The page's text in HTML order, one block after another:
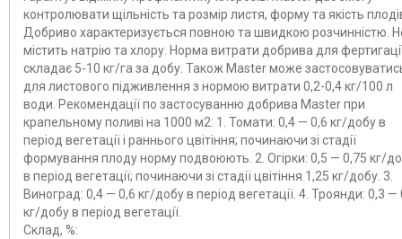
контролювати щільність та розмір листя, форму та якість
Добриво характеризується повною та швидкою розчинністю.
містить натрію та хлору. Норма витрати добрива для
складає 5-10 кг/га за добу. Також Master може
для листового підживлення з нормою витрати 0,2-0,4 кг/100 л
води. Рекомендації по застосуванню добрива Master при
крапельному поливі на 1000 м2: 1. Томати: 0,4 — 0,6 кг/добу в
період вегетації і раннього цвітіння; починаючи зі стадії
формування плоду норму подвоюють. 2. Огірки: 0,5 — 0,75 кг/
в період вегетації; починаючи зі стадії цвітіння 1,25 кг/добу. 3.
Виноград: 0,4 — 0,6 кг/добу в період вегетації. 4. Троянди: 0,3 —
кг/добу в період вегетації.
Склад, %: